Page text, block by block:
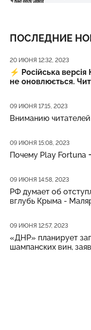
ПОСЛЕДНИЕ
Дата публикации
20 ИЮНЯ 12:32, 2023
⚡️ Російська
не оновлюється.
Дата публикации
09 ИЮНЯ 17:15, 2023
Вниманию
Дата публикации
09 ИЮНЯ 15:08, 2023
Почему Play Fortuna
Дата публикации
09 ИЮНЯ 14:58, 2023
РФ думает об
вглубь Крыма -
Дата публикации
09 ИЮНЯ 12:57, 2023
«ДНР» планирует
шампанских вин,